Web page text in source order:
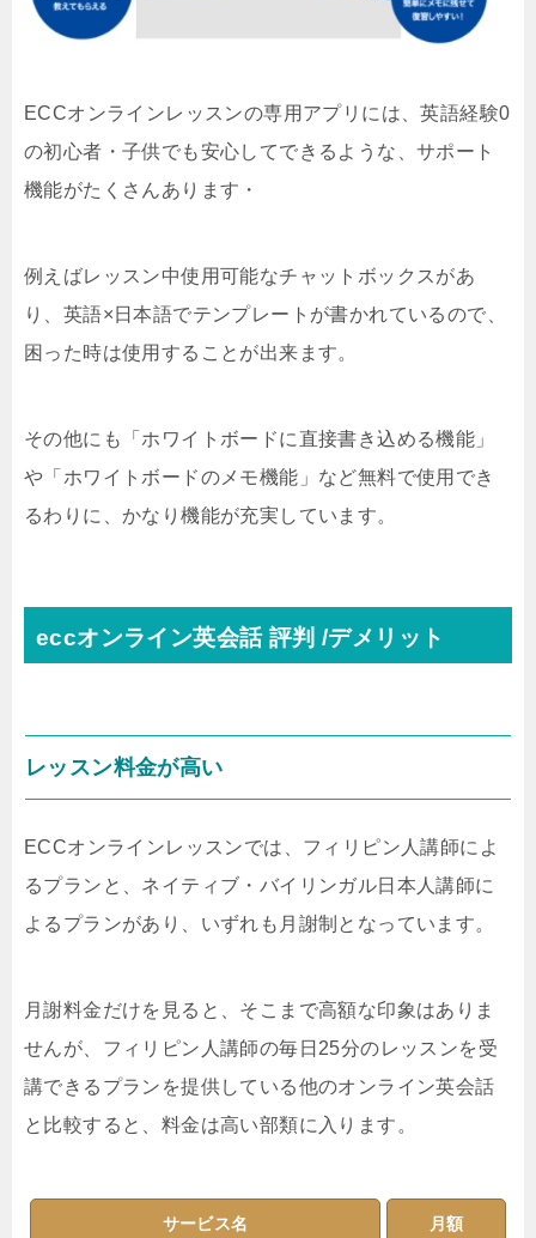
ECCオンラインレッスンの専用アプリには、英語経験0
の初心者・子供でも安心してできるような、サポート
機能がたくさんあります・
例えばレッスン中使用可能なチャットボックスがあ
り、英語×日本語でテンプレートが書かれているので、
困った時は使用することが出来ます。
その他にも「ホワイトボードに直接書き込める機能」
や「ホワイトボードのメモ機能」など無料で使用でき
るわりに、かなり機能が充実しています。
eccオンライン英会話 評判 /デメリット
レッスン料金が高い
ECCオンラインレッスンでは、フィリピン人講師によ
るプランと、ネイティブ・バイリンガル日本人講師に
よるプランがあり、いずれも月謝制となっています。
月謝料金だけを見ると、そこまで高額な印象はありま
せんが、フィリピン人講師の毎日25分のレッスンを受
講できるプランを提供している他のオンライン英会話
と比較すると、料金は高い部類に入ります。
サービス名 月額